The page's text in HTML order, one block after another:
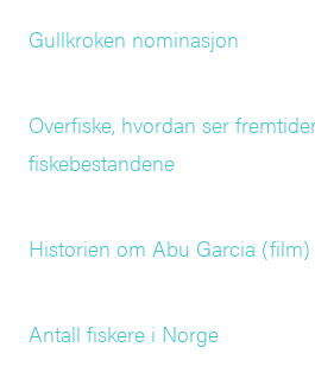
Gullkroken nominasjon
Overfiske, hvordan ser
fiskebestandene
Historien om Abu Garcia (film)
Antall fiskere i Norge